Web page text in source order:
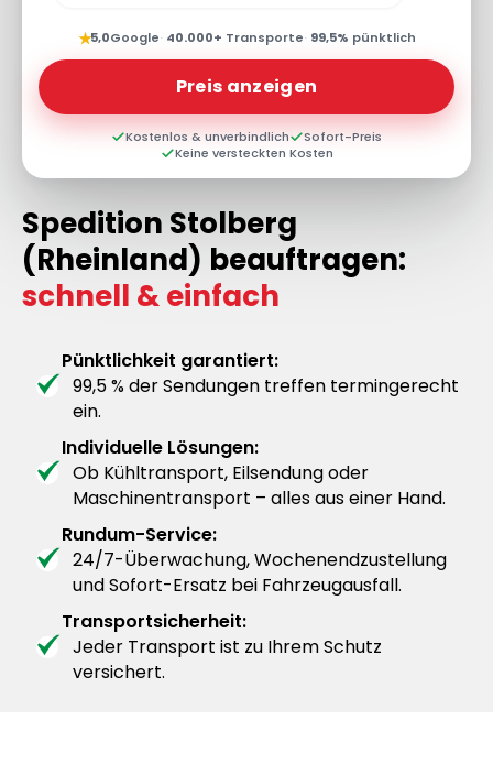
★5,0Google· 40.000+ Transporte· 99,5% pünktlich
Preis anzeigen
Kostenlos & unverbindlich
Sofort-Preis
Keine versteckten Kosten
Spedition Stolberg
(Rheinland) beauftragen:
schnell & einfach
Pünktlichkeit garantiert:
99,5 % der Sendungen treffen termingerecht
ein.
Individuelle Lösungen:
Ob Kühltransport, Eilsendung oder
Maschinentransport – alles aus einer Hand.
Rundum-Service:
24/7-Überwachung, Wochenendzustellung
und Sofort-Ersatz bei Fahrzeugausfall.
Transportsicherheit:
Jeder Transport ist zu Ihrem Schutz
versichert.